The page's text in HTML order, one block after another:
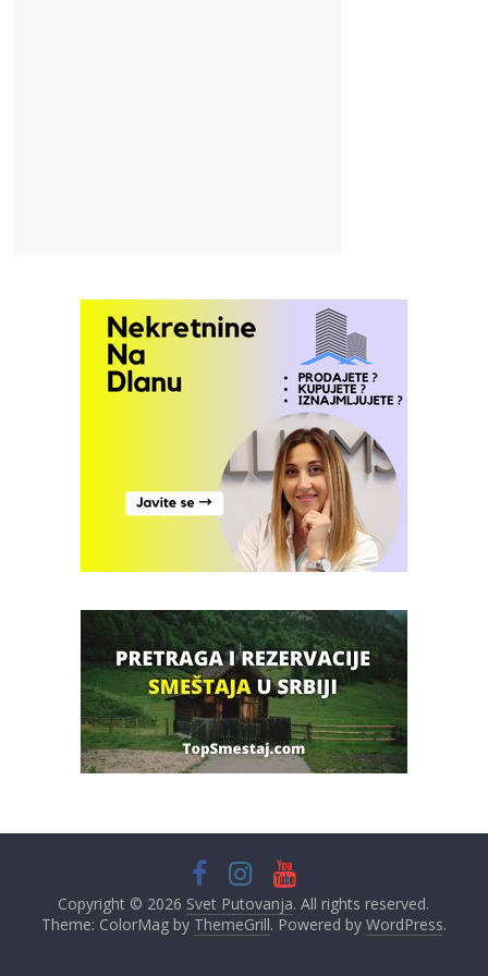
Copyright © 2026 Svet Putovanja. All rights reserved.
Theme: ColorMag by ThemeGrill. Powered by WordPress.